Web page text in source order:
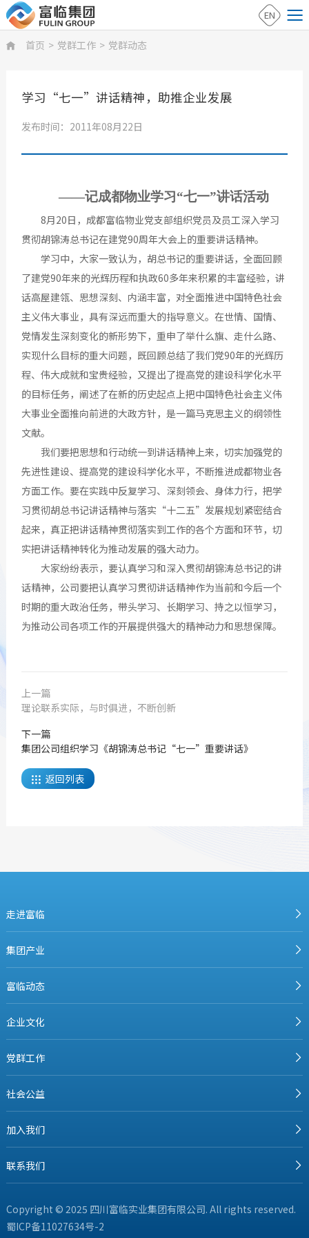
EN
 首页 > 党群工作 > 党群动态
学习“七一”讲话精神，助推企业发展
发布时间：2011年08月22日
——记成都物业学习“七一”讲话活动
8月20日，成都富临物业党支部组织党员及员工深入学习
贯彻胡锦涛总书记在建党90周年大会上的重要讲话精神。
学习中，大家一致认为，胡总书记的重要讲话，全面回顾
了建党90年来的光辉历程和执政60多年来积累的丰富经验，讲
话高屋建瓴、思想深刻、内涵丰富，对全面推进中国特色社会
主义伟大事业，具有深远而重大的指导意义。在世情、国情、
党情发生深刻变化的新形势下，重申了举什么旗、走什么路、
实现什么目标的重大问题，既回顾总结了我们党90年的光辉历
程、伟大成就和宝贵经验，又提出了提高党的建设科学化水平
的目标任务，阐述了在新的历史起点上把中国特色社会主义伟
大事业全面推向前进的大政方针，是一篇马克思主义的纲领性
文献。
我们要把思想和行动统一到讲话精神上来，切实加强党的
先进性建设、提高党的建设科学化水平，不断推进成都物业各
方面工作。要在实践中反复学习、深刻领会、身体力行，把学
习贯彻胡总书记讲话精神与落实“十二五”发展规划紧密结合
起来，真正把讲话精神贯彻落实到工作的各个方面和环节，切
实把讲话精神转化为推动发展的强大动力。
大家纷纷表示，要认真学习和深入贯彻胡锦涛总书记的讲
话精神，公司要把认真学习贯彻讲话精神作为当前和今后一个
时期的重大政治任务，带头学习、长期学习、持之以恒学习，
为推动公司各项工作的开展提供强大的精神动力和思想保障。
上一篇
理论联系实际，与时俱进，不断创新
下一篇
集团公司组织学习《胡锦涛总书记“七一”重要讲话》
 返回列表
走进富临
集团产业
富临动态
企业文化
党群工作
社会公益
加入我们
联系我们
Copyright © 2025 四川富临实业集团有限公司. All rights reserved.
蜀ICP备11027634号-2